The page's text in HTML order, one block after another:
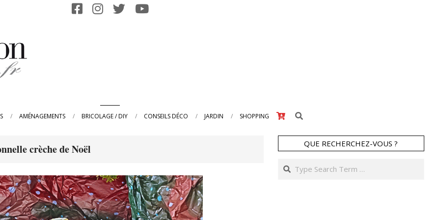
AMÉNAGEMENTS BRICOLAGE / DIY CONSEILS DÉCO JARDIN SHOPPING Search
crèche de Noël QUE RECHERCHEZ-VOUS ?
Search